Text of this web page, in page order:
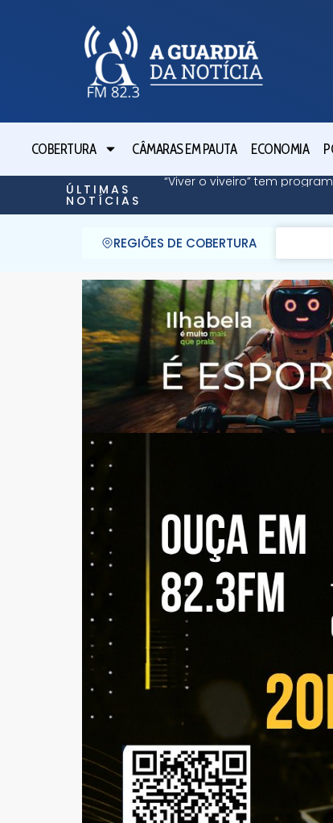
COBERTURA CÂMARAS EM PAUTA ECONOMIA
ÚLTIMAS
NOTÍCIAS
“Viver o viveiro” tem
REGIÕES DE COBERTURA